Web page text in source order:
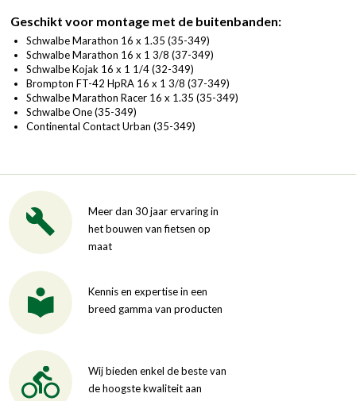
Geschikt voor montage met de buitenbanden:
Schwalbe Marathon 16 x 1.35 (35-349)
Schwalbe Marathon 16 x 1 3/8 (37-349)
Schwalbe Kojak 16 x 1 1/4 (32-349)
Brompton FT-42 HpRA 16 x 1 3/8 (37-349)
Schwalbe Marathon Racer 16 x 1.35 (35-349)
Schwalbe One (35-349)
Continental Contact Urban (35-349)
Meer dan 30 jaar ervaring in
het bouwen van fietsen op
maat
Kennis en expertise in een
breed gamma van producten
Wij bieden enkel de beste van
de hoogste kwaliteit aan